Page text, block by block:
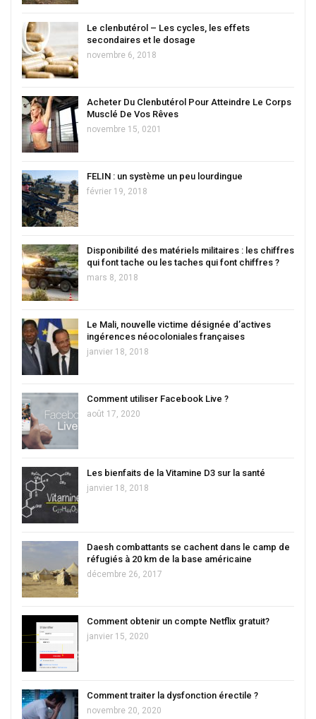
Le clenbutérol – Les cycles, les effets
secondaires et le dosage
novembre 6, 2018
Acheter Du Clenbutérol Pour Atteindre Le Corps
Musclé De Vos Rêves
novembre 15, 0201
FELIN : un système un peu lourdingue
février 19, 2018
Disponibilité des matériels militaires : les chiffres
qui font tache ou les taches qui font chiffres ?
mars 8, 2018
Le Mali, nouvelle victime désignée d’actives
ingérences néocoloniales françaises
janvier 18, 2018
Comment utiliser Facebook Live ?
août 17, 2020
Les bienfaits de la Vitamine D3 sur la santé
janvier 18, 2018
Daesh combattants se cachent dans le camp de
réfugiés à 20 km de la base américaine
décembre 26, 2017
Comment obtenir un compte Netflix gratuit?
janvier 15, 2020
Comment traiter la dysfonction érectile ?
novembre 20, 2020